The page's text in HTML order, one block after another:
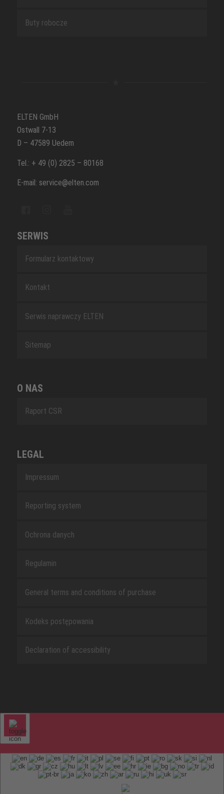
Buty robocze
ELTEN GmbH
Ostwall 7-13
D – 47589 Uedem
Tel.: + 49 (0) 2825 – 80168
E-mail: service@elten.com
SERWIS
Formularz kontaktowy
Kontakt
Serwis naprawczy ELTEN
Sitemap
O NAS
Raport CSR
LEGAL
Impressum
Reporting system
Ochrona danych
Regulamin
General terms and conditions of purchase
Kodeks postępowania
Declaration of accessibility